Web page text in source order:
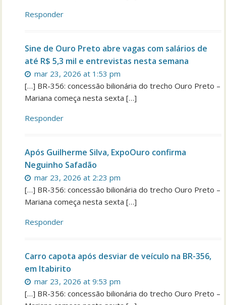
Responder
Sine de Ouro Preto abre vagas com salários de
até R$ 5,3 mil e entrevistas nesta semana
mar 23, 2026 at 1:53 pm
[…] BR-356: concessão bilionária do trecho Ouro Preto –
Mariana começa nesta sexta […]
Responder
Após Guilherme Silva, ExpoOuro confirma
Neguinho Safadão
mar 23, 2026 at 2:23 pm
[…] BR-356: concessão bilionária do trecho Ouro Preto –
Mariana começa nesta sexta […]
Responder
Carro capota após desviar de veículo na BR-356,
em Itabirito
mar 23, 2026 at 9:53 pm
[…] BR-356: concessão bilionária do trecho Ouro Preto –